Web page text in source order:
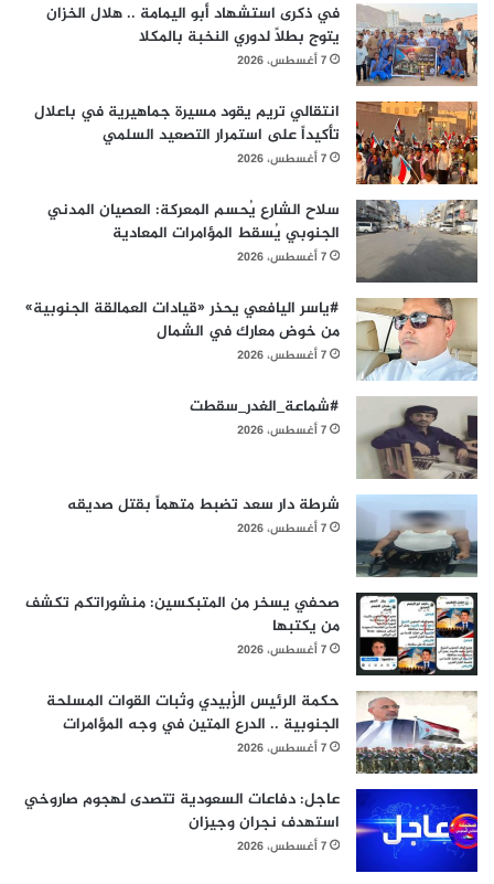
في ذكرى استشهاد أبو اليمامة .. هلال الخزان
يتوج بطلاً لدوري النخبة بالمكلا
7 أغسطس، 2026
انتقالي تريم يقود مسيرة جماهيرية في باعلال
تأكيداً على استمرار التصعيد السلمي
7 أغسطس، 2026
سلاح الشارع يُحسم المعركة: العصيان المدني
الجنوبي يُسقط المؤامرات المعادية
7 أغسطس، 2026
#ياسر اليافعي يحذر «قيادات العمالقة الجنوبية»
من خوض معارك في الشمال
7 أغسطس، 2026
#شماعة_الغدر_سقطت
7 أغسطس، 2026
شرطة دار سعد تضبط متهماً بقتل صديقه
7 أغسطس، 2026
صحفي يسخر من المتبكسين: منشوراتكم تكشف
من يكتبها
7 أغسطس، 2026
حكمة الرئيس الزُبيدي وثبات القوات المسلحة
الجنوبية .. الدرع المتين في وجه المؤامرات
7 أغسطس، 2026
عاجل: دفاعات السعودية تتصدى لهجوم صاروخي
استهدف نجران وجيزان
7 أغسطس، 2026